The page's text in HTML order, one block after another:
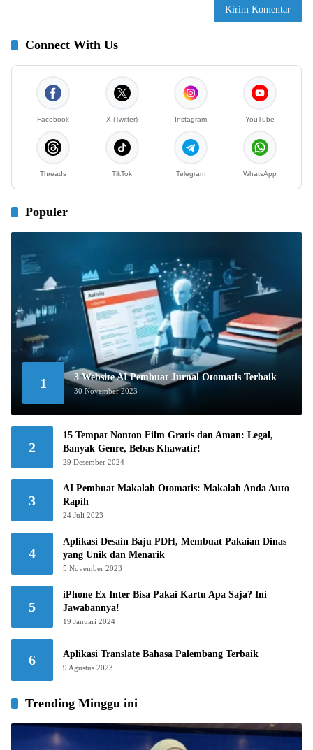
Connect With Us
Facebook X (Twitter) Instagram YouTube
Threads TikTok Telegram WhatsApp
Populer
1 3 Website AI Pembuat Jurnal Otomatis Terbaik
30 November 2023
2
15 Tempat Nonton Film Gratis dan Aman: Legal,
Banyak Genre, Bebas Khawatir!
29 Desember 2024
3
AI Pembuat Makalah Otomatis: Makalah Anda Auto
Rapih
24 Juli 2023
4
Aplikasi Desain Baju PDH, Membuat Pakaian Dinas
yang Unik dan Menarik
5 November 2023
5
iPhone Ex Inter Bisa Pakai Kartu Apa Saja? Ini
Jawabannya!
19 Januari 2024
6 Aplikasi Translate Bahasa Palembang Terbaik
9 Agustus 2023
Trending Minggu ini